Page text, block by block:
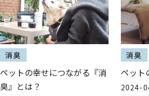
消臭
ペットの幸せにつながる『消
臭』とは？
消臭
ペット
2024-